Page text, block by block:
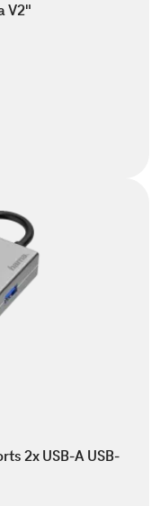
V2"
2x USB-A USB-